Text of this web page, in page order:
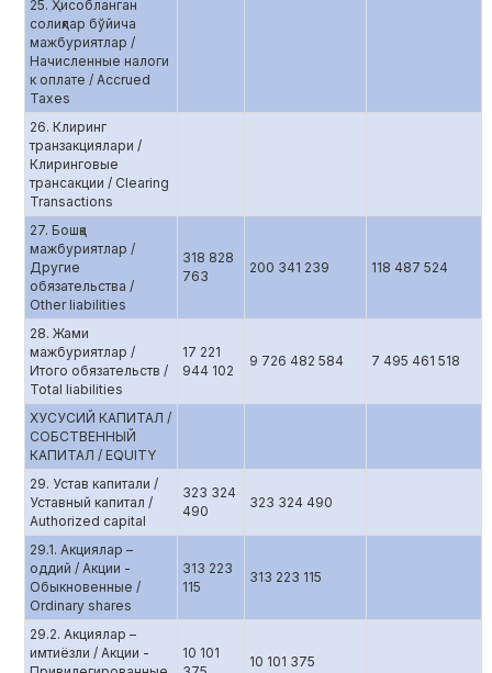
25. Ҳисобланган
солиқлар бўйича
мажбуриятлар /
Начисленные налоги
к оплате / Accrued
Taxes
26. Клиринг
транзакциялари /
Клиринговые
трансакции / Clearing
Transactions
27. Бошқа
мажбуриятлар /
Другие
обязательства /
Other liabilities
318 828
763
200 341 239 118 487 524
28. Жами
мажбуриятлар /
Итого обязательств /
Total liabilities
17 221
944 102
9 726 482 584 7 495 461 518
ХУСУСИЙ КАПИТАЛ /
СОБСТВЕННЫЙ
КАПИТАЛ / EQUITY
29. Устав капитали /
Уставный капитал /
Authorized capital
323 324
490
323 324 490
29.1. Aкциялар –
оддий / Акции -
Обыкновенные /
Ordinary shares
313 223
115
313 223 115
29.2. Aкциялар –
имтиёзли / Акции -
10 101
10 101 375